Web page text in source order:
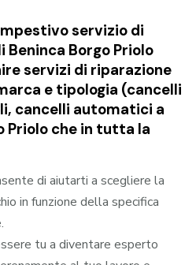
servizio di
Borgo Priolo
servizi di riparazione
e tipologia (cancelli
cancelli automatici a
Priolo che in tutta la
di aiutarti a scegliere la
in funzione della specifica
tu a diventare esperto